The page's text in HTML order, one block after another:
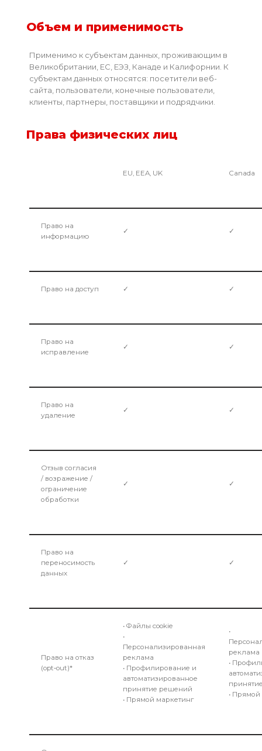
Объем и применимость
Применимо к субъектам данных, проживающим в
Великобритании, ЕС, ЕЭЗ, Канаде и Калифорнии. К
субъектам данных относятся: посетители веб-
сайта, пользователи, конечные пользователи,
клиенты, партнеры, поставщики и подрядчики.
Права физических лиц
EU, EEA, UK Canada
Право на
информацию
✓ ✓
Право на доступ ✓ ✓
Право на
исправление
✓ ✓
Право на
удаление
✓ ✓
Отзыв согласия
/ возражение /
ограничение
обработки
✓ ✓
Право на
переносимость
данных
✓ ✓
Право на отказ
(opt‑out)*
• Файлы cookie
•
Персонализированная
реклама
• Профилирование и
автоматизированное
принятие решений
• Прямой маркетинг
•
реклама
•
•